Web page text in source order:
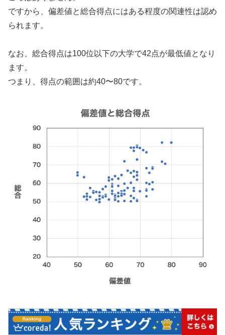
ですから、偏差値と総合得点にはある程度の関連性は認め
られます。
なお、総合得点は100位以下の大学で42点が最低値となり
ます。
つまり、得点の範囲は約40〜80です。